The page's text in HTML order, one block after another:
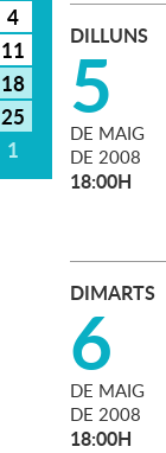
4
11
18
25
1
DILLUNS
5
DE MAIG
DE 2008
18:00H
DIMARTS
6
DE MAIG
DE 2008
18:00H